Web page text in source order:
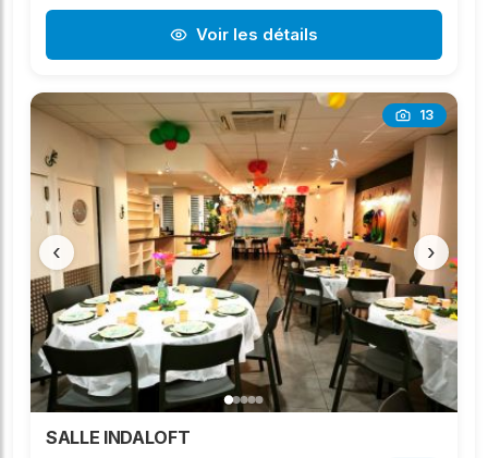
Voir les détails
13
‹ ›
SALLE INDALOFT